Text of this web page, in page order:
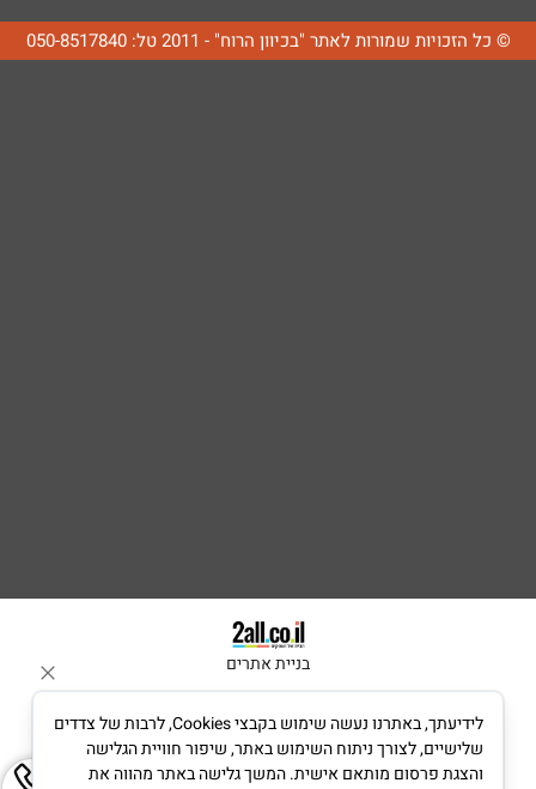
© כל הזכויות שמורות לאתר "בכיוון הרוח" - 2011 טל: 050-8517840
בניית אתרים
לידיעתך, באתרנו נעשה שימוש בקבצי Cookies, לרבות של צדדים
שלישיים, לצורך ניתוח השימוש באתר, שיפור חוויית הגלישה
והצגת פרסום מותאם אישית. המשך גלישה באתר מהווה את